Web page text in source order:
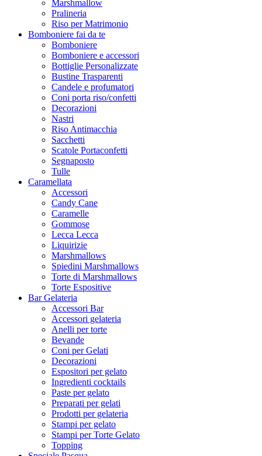
Marshmallow
Pralineria
Riso per Matrimonio
Bomboniere fai da te
Bomboniere
Bomboniere e accessori
Bottiglie Personalizzate
Bustine Trasparenti
Candele e profumatori
Coni porta riso/confetti
Decorazioni
Nastri
Riso Antimacchia
Sacchetti
Scatole Portaconfetti
Segnaposto
Tulle
Caramellata
Accessori
Candy Cane
Caramelle
Gommose
Lecca Lecca
Liquirizie
Marshmallows
Spiedini Marshmallows
Torte di Marshmallows
Torte Espositive
Bar Gelateria
Accessori Bar
Accessori gelateria
Anelli per torte
Bevande
Coni per Gelati
Decorazioni
Espositori per gelato
Ingredienti cocktails
Paste per gelato
Preparati per gelati
Prodotti per gelateria
Stampi per gelato
Stampi per Torte Gelato
Topping